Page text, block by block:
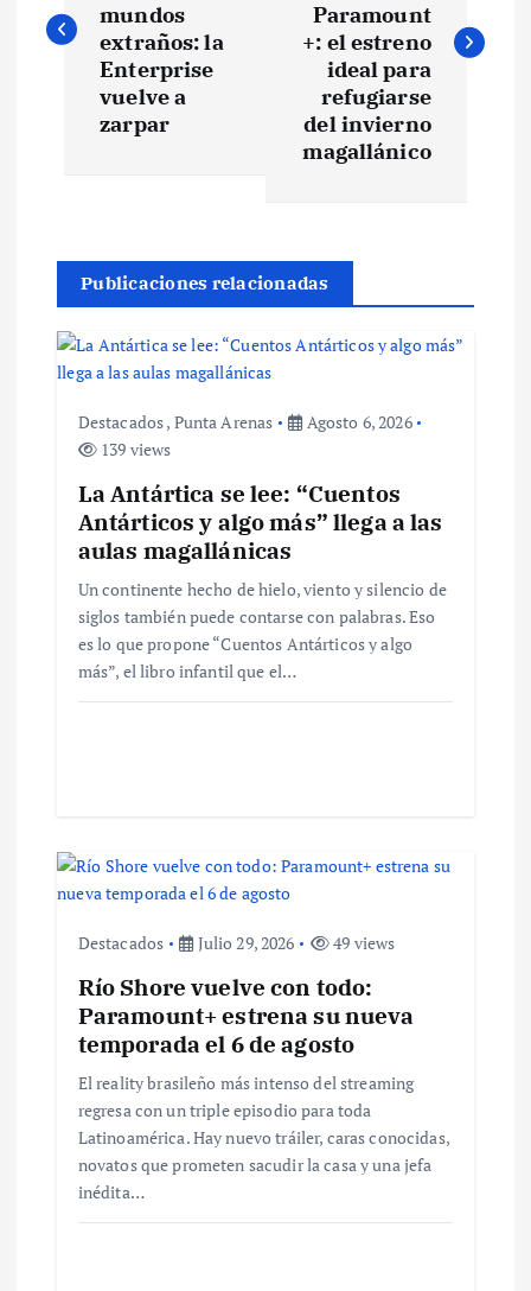
v
c
ó
a
d
mundos
extraños: la
Enterprise
vuelve a
zarpar
Paramount
+: el estreno
ideal para
refugiarse
del invierno
magallánico
Publicaciones relacionadas
Destacados, Punta Arenas
Agosto 6, 2026
139 views
La Antártica se lee: “Cuentos
Antárticos y algo más” llega a las
aulas magallánicas
Un continente hecho de hielo, viento y silencio de
siglos también puede contarse con palabras. Eso
es lo que propone “Cuentos Antárticos y algo
más”, el libro infantil que el…
Destacados Julio 29, 2026 49 views
Río Shore vuelve con todo:
Paramount+ estrena su nueva
temporada el 6 de agosto
El reality brasileño más intenso del streaming
regresa con un triple episodio para toda
Latinoamérica. Hay nuevo tráiler, caras conocidas,
novatos que prometen sacudir la casa y una jefa
inédita…